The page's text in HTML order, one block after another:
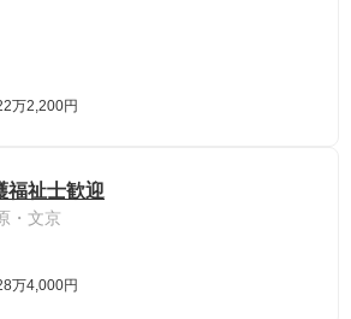
万2,200円
福祉士歓迎
・文京
万4,000円